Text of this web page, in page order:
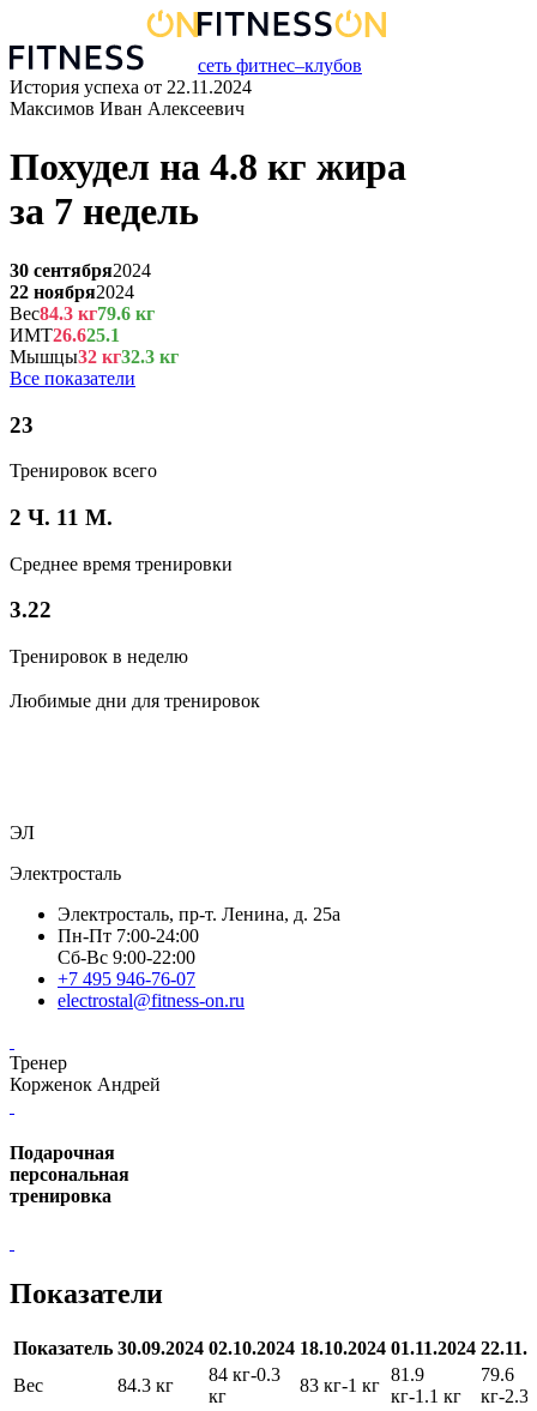
сеть фитнес–клубов
История успеха от 22.11.2024
Максимов Иван Алексеевич
Похудел на 4.8 кг жира
за 7 недель
30 сентября2024
22 ноября2024
Вес84.3 кг79.6 кг
ИМТ26.625.1
Мышцы32 кг32.3 кг
Все показатели
23
Тренировок всего
2 Ч. 11 М.
Среднее время тренировки
3.22
Тренировок в неделю
Любимые дни для тренировок
ЭЛ
Электросталь
Электросталь, пр-т. Ленина, д. 25а
Пн-Пт 7:00-24:00
Сб-Вс 9:00-22:00
+7 495 946-76-07
electrostal@fitness-on.ru
Тренер
Корженок Андрей
Подарочная
персональная
тренировка
Показатели
Показатель 30.09.2024 02.10.2024 18.10.2024 01.11.2024
Вес
84.3 кг
84 кг-0.3
кг
83 кг-1 кг
81.9
кг-1.1 кг
79.6
кг-2.3